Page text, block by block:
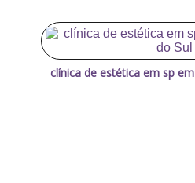
clínica de estética em sp